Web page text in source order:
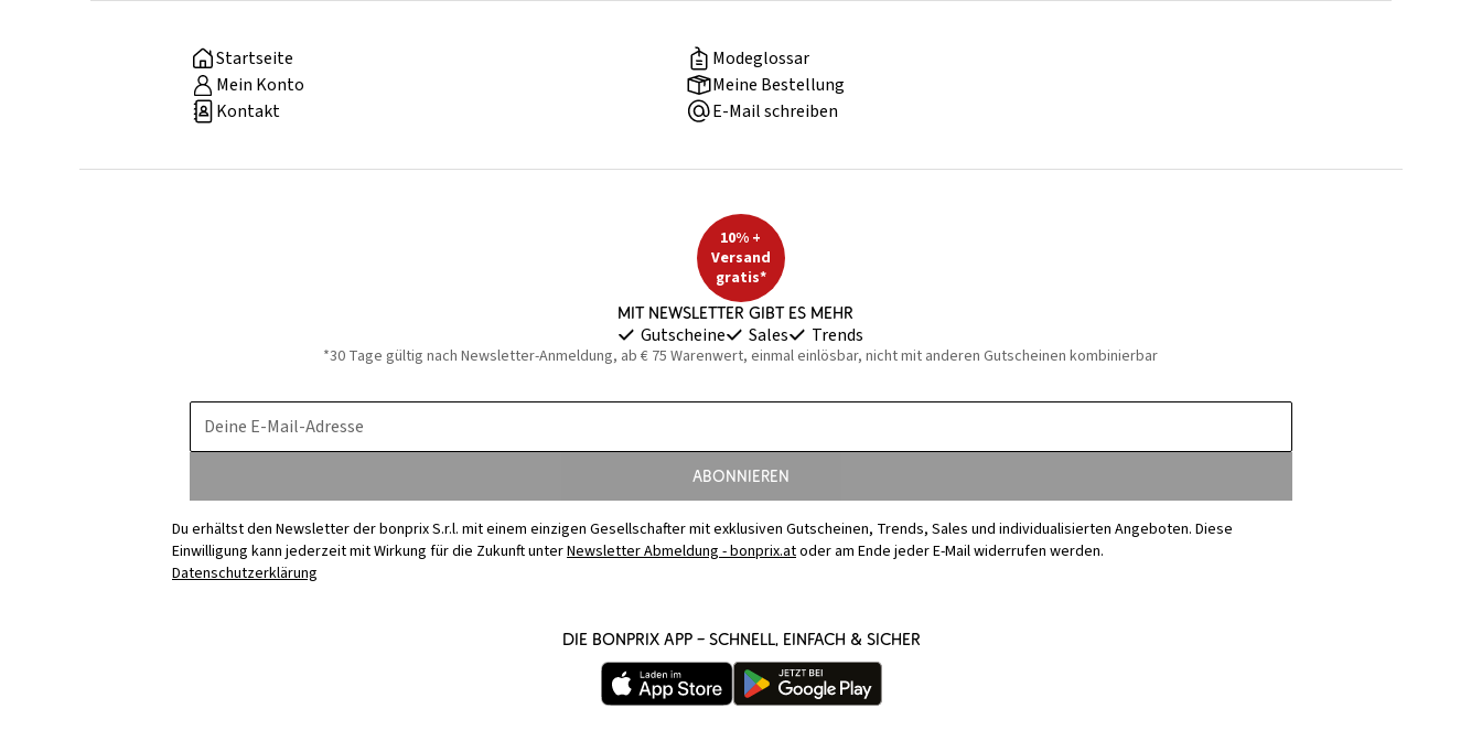
Startseite
Modeglossar
Mein Konto
Meine Bestellung
Kontakt
E-Mail schreiben
10% +
Versand
gratis*
Mit Newsletter gibt es mehr
Gutscheine Sales Trends
*30 Tage gültig nach Newsletter-Anmeldung, ab € 75 Warenwert, einmal einlösbar, nicht mit anderen Gutscheinen kombinierbar
Deine E-Mail-Adresse
Abonnieren
Du erhältst den Newsletter der bonprix S.r.l. mit einem einzigen Gesellschafter mit exklusiven Gutscheinen, Trends, Sales und individualisierten Angeboten. Diese
Einwilligung kann jederzeit mit Wirkung für die Zukunft unterNewsletter Abmeldung - bonprix.atoder am Ende jeder E-Mail widerrufen werden.
Datenschutzerklärung
Die bonprix App – schnell, einfach & sicher